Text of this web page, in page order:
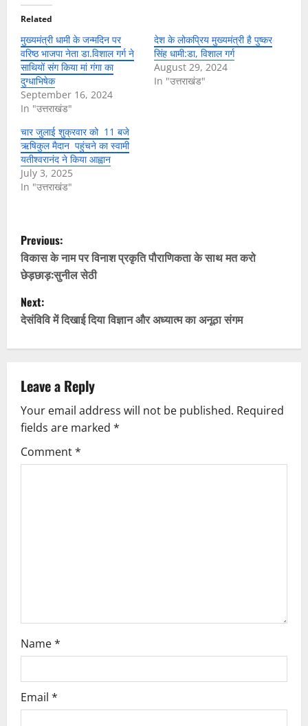
Related
मुख्यमंत्री धामी के जन्मदिन पर
वरिष्ठ भाजपा नेता डा.विशाल गर्ग ने
साथियों संग किया मां गंगा का
दुग्धाभिषेक
September 16, 2024
In "उत्तराखंड"
देश के लोकप्रिय मुख्यमंत्री है पुष्कर
सिंह धामी:डा, विशाल गर्ग
August 29, 2024
In "उत्तराखंड"
चार जुलाई शुक्रवार को 11 बजे
ऋषिकुल मैदान पहुंचने का स्वामी
यतीश्वरानंद ने किया आह्वान
July 3, 2025
In "उत्तराखंड"
P
o
s
t
n
a
v
i
g
Previous:
विकास के नाम पर विनाश प्रकृति पौराणिकता के साथ मत करो
छेड़छाड़:सुनील सेठी
Next:
देसंविवि में दिखाई दिया विज्ञान और अध्यात्म का अनूठा संगम
Leave a Reply
Your email address will not be published. Required
fields are marked *
Comment*
Name*
Email *